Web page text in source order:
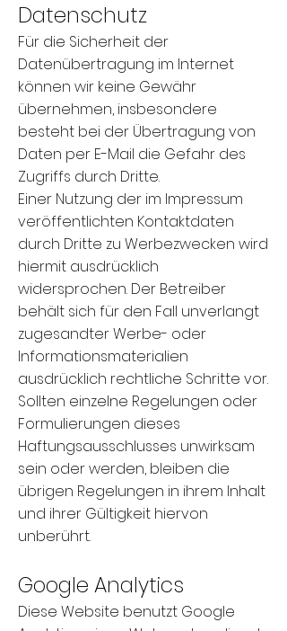
Datenschutz
Für die Sicherheit der
Datenübertragung im Internet
können wir keine Gewähr
übernehmen, insbesondere
besteht bei der Übertragung von
Daten per E-Mail die Gefahr des
Zugriffs durch Dritte.
Einer Nutzung der im Impressum
veröffentlichten Kontaktdaten
durch Dritte zu Werbezwecken wird
hiermit ausdrücklich
widersprochen. Der Betreiber
behält sich für den Fall unverlangt
zugesandter Werbe- oder
Informationsmaterialien
ausdrücklich rechtliche Schritte vor.
Sollten einzelne Regelungen oder
Formulierungen dieses
Haftungsausschlusses unwirksam
sein oder werden, bleiben die
übrigen Regelungen in ihrem Inhalt
und ihrer Gültigkeit hiervon
unberührt.
Google Analytics
Diese Website benutzt Google